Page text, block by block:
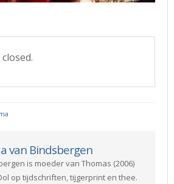
van Bindsbergen
is moeder van Thomas (2006)
op tijdschriften, tijgerprint en thee.